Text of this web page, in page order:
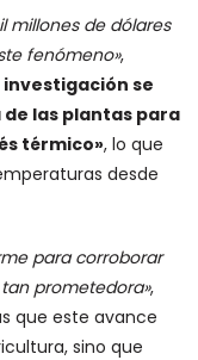
millones de dólares
fenómeno»,
investigación se
las plantas para
térmico», lo que
desde
para corroborar
prometedora»,
que este avance
sino que